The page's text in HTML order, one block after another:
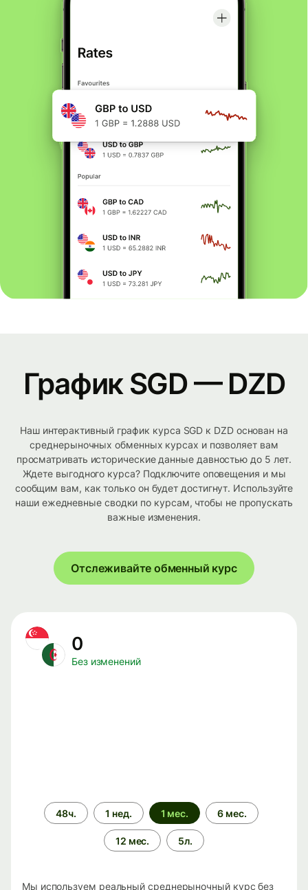
График SGD — DZD
Наш интерактивный график курса SGD к DZD основан на
среднерыночных обменных курсах и позволяет вам
просматривать исторические данные давностью до 5 лет.
Ждете выгодного курса? Подключите оповещения и мы
сообщим вам, как только он будет достигнут. Используйте
наши ежедневные сводки по курсам, чтобы не пропускать
важные изменения.
Отслеживайте обменный курс
0
Без изменений
Период
времени
48ч. 1 нед. 1 мес. 6 мес.
12 мес. 5л.
Мы используем реальный среднерыночный курс без